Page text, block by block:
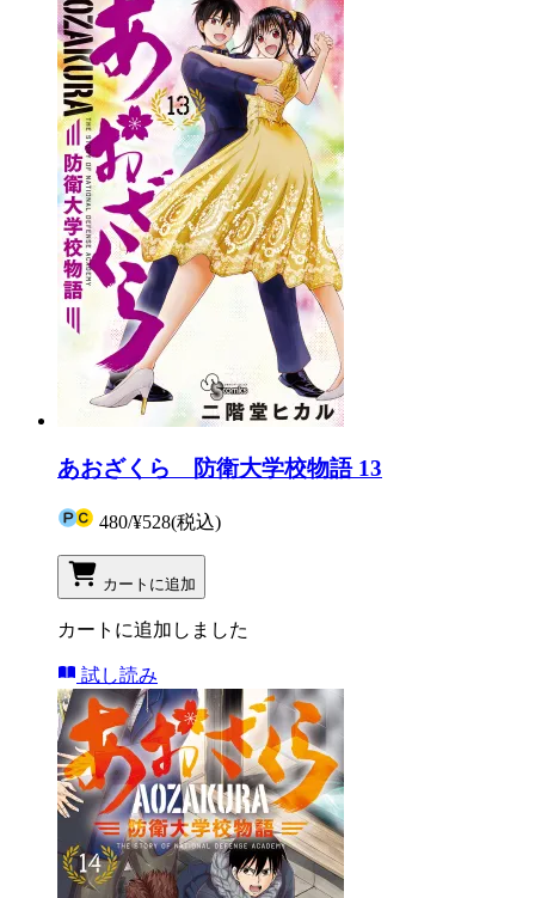
あおざくら 防衛大学校物語 13
480/¥528(税込)
カートに追加
カートに追加しました
試し読み